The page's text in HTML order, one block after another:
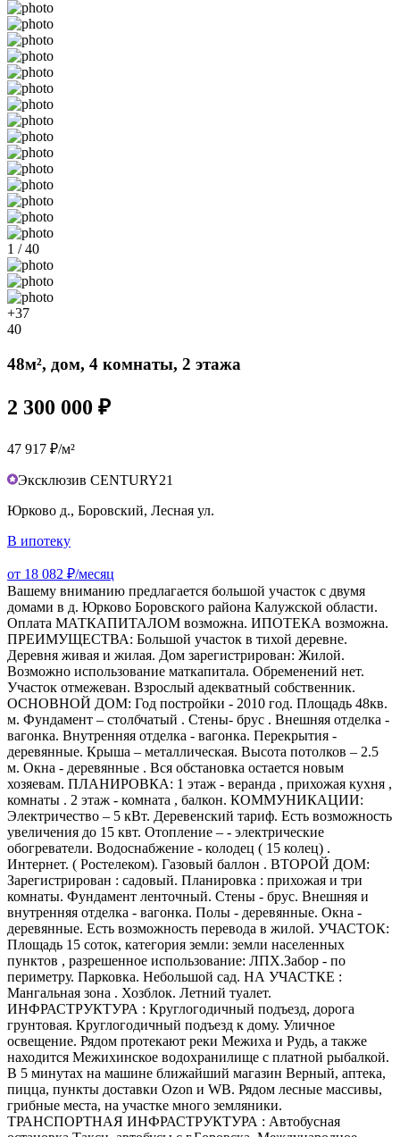
1 / 40
+37
40
48м², дом, 4 комнаты, 2 этажа
2 300 000 ₽
47 917 ₽/м²
Эксклюзив CENTURY21
Юрково д., Боровский, Лесная ул.
В ипотеку
от 18 082 ₽/месяц
Вашему вниманию предлагается большой участок с двумя
домами в д. Юрково Боровского района Калужской области.
Оплата МАТКАПИТАЛОМ возможна. ИПОТЕКА возможна.
ПРЕИМУЩЕСТВА: Большой участок в тихой деревне.
Деревня живая и жилая. Дом зарегистрирован: Жилой.
Возможно использование маткапитала. Обременений нет.
Участок отмежеван. Взрослый адекватный собственник.
ОСНОВНОЙ ДОМ: Год постройки - 2010 год. Площадь 48кв.
м. Фундамент – столбчатый . Стены- брус . Внешняя отделка -
вагонка. Внутренняя отделка - вагонка. Перекрытия -
деревянные. Крыша – металлическая. Высота потолков – 2.5
м. Окна - деревянные . Вся обстановка остается новым
хозяевам. ПЛАНИРОВКА: 1 этаж - веранда , прихожая кухня ,
комнаты . 2 этаж - комната , балкон. КОММУНИКАЦИИ:
Электричество – 5 кВт. Деревенский тариф. Есть возможность
увеличения до 15 квт. Отопление – - электрические
обогреватели. Водоснабжение - колодец ( 15 колец) .
Интернет. ( Ростелеком). Газовый баллон . ВТОРОЙ ДОМ:
Зарегистрирован : садовый. Планировка : прихожая и три
комнаты. Фундамент ленточный. Стены - брус. Внешняя и
внутренняя отделка - вагонка. Полы - деревянные. Окна -
деревянные. Есть возможность перевода в жилой. УЧАСТОК:
Площадь 15 соток, категория земли: земли населенных
пунктов , разрешенное использование: ЛПХ.Забор - по
периметру. Парковка. Небольшой сад. НА УЧАСТКЕ :
Мангальная зона . Хозблок. Летний туалет.
ИНФРАСТРУКТУРА : Круглогодичный подъезд, дорога
грунтовая. Круглогодичный подъезд к дому. Уличное
освещение. Рядом протекают реки Межиха и Рудь, а также
находится Межихинское водохранилище с платной рыбалкой.
В 5 минутах на машине ближайший магазин Верный, аптека,
пицца, пункты доставки Ozon и WB. Рядом лесные массивы,
грибные места, на участке много земляники.
ТРАНСПОРТНАЯ ИНФРАСТРУКТУРА : Автобусная